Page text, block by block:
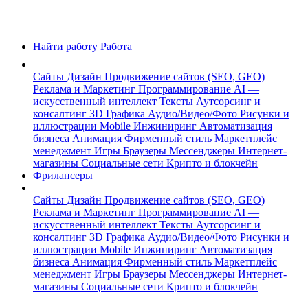
Найти работу Работа
Сайты Дизайн Продвижение сайтов (SEO, GEO)
Реклама и Маркетинг Программирование AI —
искусственный интеллект Тексты Аутсорсинг и
консалтинг 3D Графика Аудио/Видео/Фото Рисунки и
иллюстрации Mobile Инжиниринг Автоматизация
бизнеса Анимация Фирменный стиль Маркетплейс
менеджмент Игры Браузеры Мессенджеры Интернет-
магазины Социальные сети Крипто и блокчейн
Фрилансеры
Сайты Дизайн Продвижение сайтов (SEO, GEO)
Реклама и Маркетинг Программирование AI —
искусственный интеллект Тексты Аутсорсинг и
консалтинг 3D Графика Аудио/Видео/Фото Рисунки и
иллюстрации Mobile Инжиниринг Автоматизация
бизнеса Анимация Фирменный стиль Маркетплейс
менеджмент Игры Браузеры Мессенджеры Интернет-
магазины Социальные сети Крипто и блокчейн